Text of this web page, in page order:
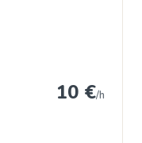
10 €/h